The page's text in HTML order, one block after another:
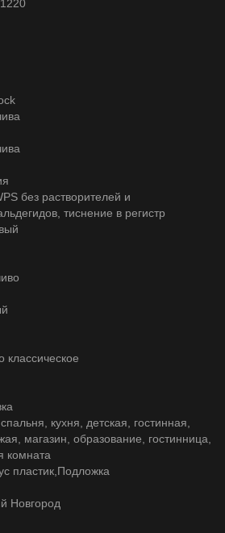
без растворителей и
тиснение в регистр
классическое
кухня, детская, гостинная,
магазин, образование, гостинница,
комната
пластик,Подложка
Новгород